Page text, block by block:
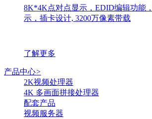
8K*4K点对点显示，EDID编辑功能
示，插卡设计, 3200万像素带载
了解更多
产品中心>
2K视频处理器
4K 多画面拼接处理器
配套产品
视频服务器